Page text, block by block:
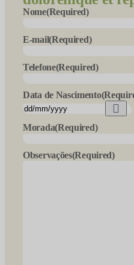
Nome(Required)
E-mail(Required)
Telefone(Required)
Data de Nascimento
Morada(Required)
Observações(Required)